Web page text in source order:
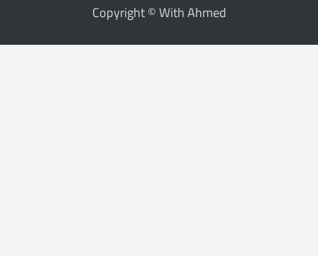
Copyright © With Ahmed